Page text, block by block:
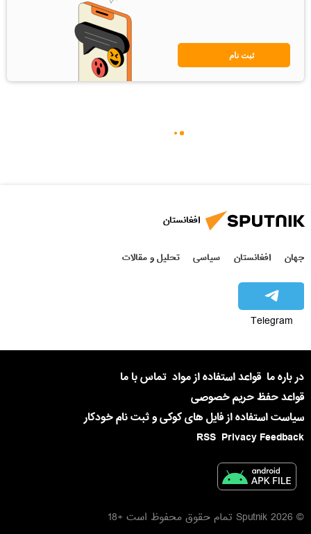
ثبت نام
افغانستان
جهان افغانستان سیاسی تحلیل و مقالات
Telegram
در باره ما قواعد استفاده از مواد تماس با ما
قواعد حفظ حریم خصوصی
سیاست استفاده از فایل های کوکی و ثبت نام خودکار
Privacy Feedback
RSS
© 2026 Sputnik تمام حقوق محفوظ است +18